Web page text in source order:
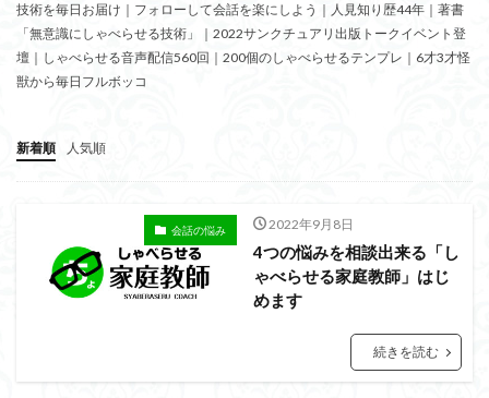
技術を毎日お届け｜フォローして会話を楽にしよう｜人見知り歴44年｜著書
「無意識にしゃべらせる技術」｜2022サンクチュアリ出版トークイベント登
壇｜しゃべらせる音声配信560回｜200個のしゃべらせるテンプレ｜6才3才怪
獣から毎日フルボッコ
新着順 人気順
会話の悩み 2022年9月8日
4つの悩みを相談出来る「し
ゃべらせる家庭教師」はじ
めます
続きを読む
着地点
頷き 音声配信
返報性の法則
質問
覚えてもらう
相手が話すタイプ
盛り上がる
特殊能力
無意識にしゃべらせる技術
無意識にしゃべらせたい相談会
会話迷子
会話結論法
おもしろ緩急話法
コツ
デザイン力
チェック
スキル
コミュニケーション
カムバックキーワード法